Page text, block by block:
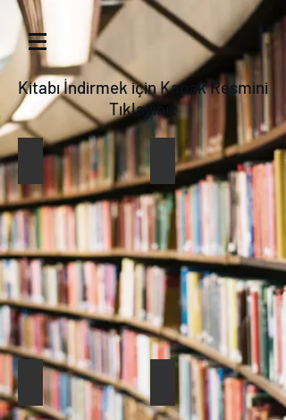
Kitabı İndirmek için Kapak Resmini
Tıklayınız
VI. Proceedings Book
V.
IV. Proceedings Book
III.